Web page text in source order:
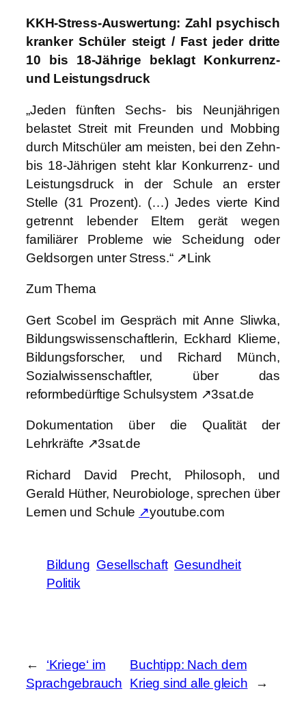
KKH-Stress-Auswertung: Zahl psychisch
kranker Schüler steigt / Fast jeder dritte
10 bis 18-Jährige beklagt Konkurrenz-
und Leistungsdruck
„Jeden fünften Sechs- bis Neunjährigen
belastet Streit mit Freunden und Mobbing
durch Mitschüler am meisten, bei den Zehn-
bis 18-Jährigen steht klar Konkurrenz- und
Leistungsdruck in der Schule an erster
Stelle (31 Prozent). (…) Jedes vierte Kind
getrennt lebender Eltern gerät wegen
familiärer Probleme wie Scheidung oder
Geldsorgen unter Stress.“ ↗Link
Zum Thema
Gert Scobel im Gespräch mit Anne Sliwka,
Bildungswissenschaftlerin, Eckhard Klieme,
Bildungsforscher, und Richard Münch,
Sozialwissenschaftler, über das
reformbedürftige Schulsystem ↗3sat.de
Dokumentation über die Qualität der
Lehrkräfte ↗3sat.de
Richard David Precht, Philosoph, und
Gerald Hüther, Neurobiologe, sprechen über
Lernen und Schule ↗youtube.com
Bildung Gesellschaft Gesundheit
Politik
←
‘Kriege‘ im
Sprachgebrauch
Buchtipp: Nach dem
Krieg sind alle gleich
→